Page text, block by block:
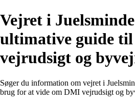
Vejret i
ultimative guide
vejrudsigt og
Søger du information om vejret i
brug for at vide om DMI vejrudsigt og